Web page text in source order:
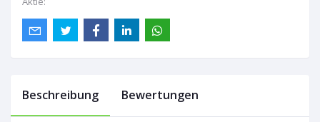
Beschreibung Bewertungen